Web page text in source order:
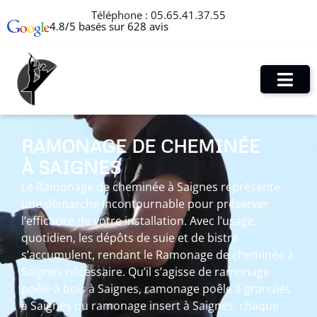
Téléphone : 05.65.41.37.55
4.8/5 basés sur 628 avis
RAMONAGE DE CHEMINÉE
À SAIGNES
Le Ramonage de cheminée à Saignes représente
une démarche incontournable pour préserver
l’efficacité de votre installation. Avec l’usage
quotidien, les dépôts de suie et de bistre
s’accumulent, rendant le Ramonage de cheminée à
Saignes nécessaire. Qu’il s’agisse de ramonage
poêle à bois à Saignes, ramonage poêle à granulés
à Saignes ou ramonage insert à Saignes, chaque